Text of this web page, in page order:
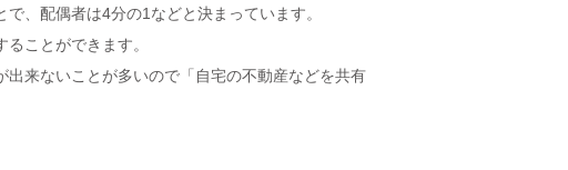
、配偶者は4分の1などと決まっています。
ことができます。
来ないことが多いので「自宅の不動産などを共有